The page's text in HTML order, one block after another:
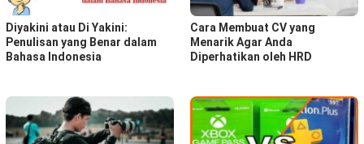
Diyakini atau Di Yakini:
Penulisan yang Benar dalam
Bahasa Indonesia
Cara Membuat CV yang
Menarik Agar Anda
Diperhatikan oleh HRD